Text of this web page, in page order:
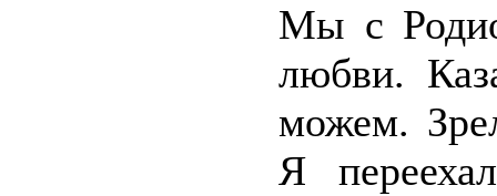
Мы с
любви.
можем.
Я